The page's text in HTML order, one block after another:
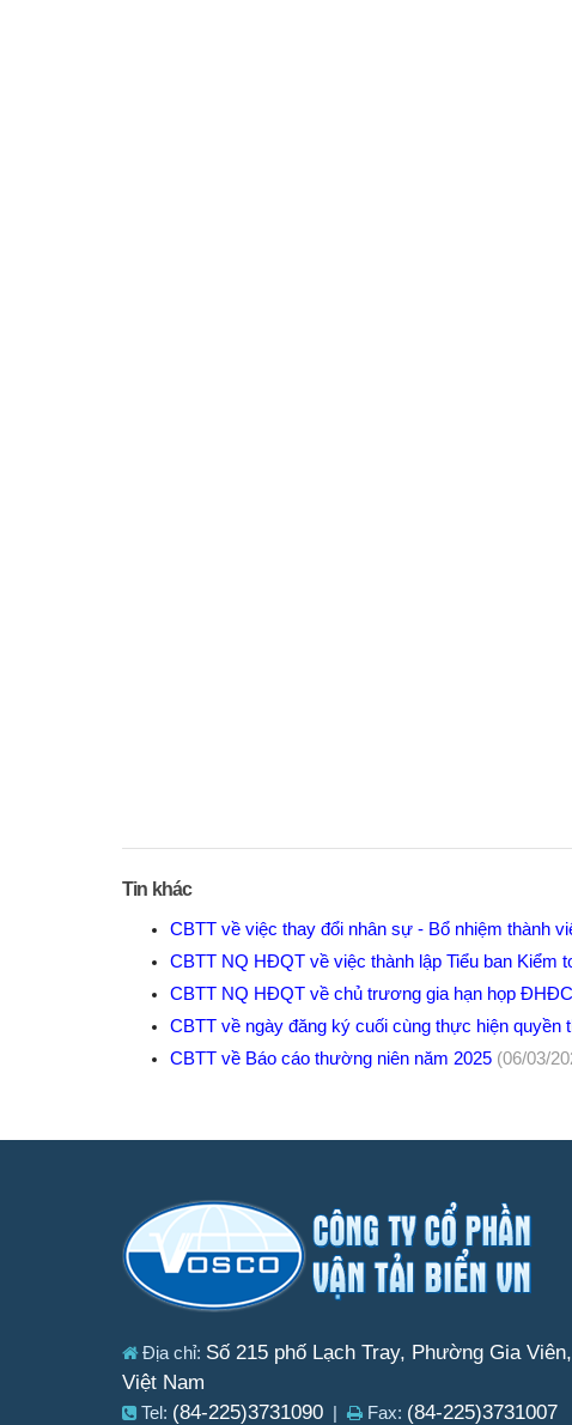
Tin khác
CBTT về việc thay đổi nhân sự - Bổ nhiệm thành
CBTT NQ HĐQT về việc thành lập Tiểu ban Kiểm
CBTT NQ HĐQT về chủ trương gia hạn họp
CBTT về ngày đăng ký cuối cùng thực hiện
CBTT về Báo cáo thường niên năm 2025 (06/03/
Địa chỉ: Số 215 phố Lạch Tray, Phường Gia
Việt Nam
Tel: (84-225)3731090 Fax: (84-225)3731007